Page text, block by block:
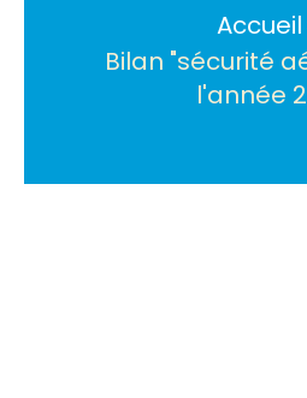
Accueil
Bilan "sécurité
l'année